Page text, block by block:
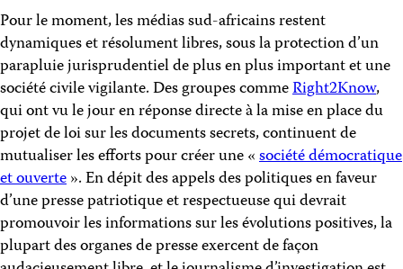
Pour le moment, les médias sud-africains restent
dynamiques et résolument libres, sous la protection d’un
parapluie jurisprudentiel de plus en plus important et une
société civile vigilante. Des groupes commeRight2Know,
qui ont vu le jour en réponse directe à la mise en place du
projet de loi sur les documents secrets, continuent de
mutualiser les efforts pour créer une «société démocratique
et ouverte». En dépit des appels des politiques en faveur
d’une presse patriotique et respectueuse qui devrait
promouvoir les informations sur les évolutions positives, la
plupart des organes de presse exercent de façon